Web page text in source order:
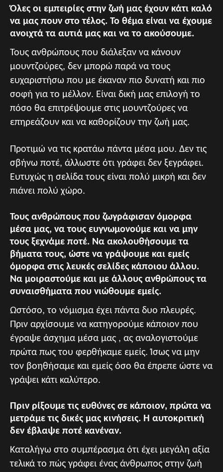
Όλες οι εμπειρίες στην ζωή μας έχουν κάτι καλό
να μας πουν στο τέλος. Το θέμα είναι να έχουμε
ανοιχτά τα αυτιά μας και να το ακούσουμε.
Τους ανθρώπους που διάλεξαν να κάνουν
μουντζούρες, δεν μπορώ παρά να τους
ευχαριστήσω που με έκαναν πιο δυνατή και πιο
σοφή για το μέλλον. Είναι δική μας επιλογή το
πόσο θα επιτρέψουμε στις μουντζούρες να
επηρεάζουν και να καθορίζουν την ζωή μας.
Προτιμώ να τις κρατάω πάντα μέσα μου. Δεν τις
σβήνω ποτέ, άλλωστε ότι γράφει δεν ξεγράφει.
Ευτυχώς η σελίδα τους είναι πολύ μικρή και δεν
πιάνει πολύ χώρο.
Τους ανθρώπους που ζωγράφισαν όμορφα
μέσα μας, να τους ευγνωμονούμε και να μην
τους ξεχνάμε ποτέ. Να ακολουθήσουμε τα
βήματα τους, ώστε να γράψουμε και εμείς
όμορφα στις λευκές σελίδες κάποιου άλλου.
Να μοιραστούμε και με άλλους ανθρώπους τα
συναισθήματα που νιώθουμε εμείς.
Ωστόσο, το νόμισμα έχει πάντα δυο πλευρές.
Πριν αρχίσουμε να κατηγορούμε κάποιον που
έγραψε άσχημα μέσα μας , ας αναλογιστούμε
πρώτα πως του φερθήκαμε εμείς. Ίσως να μην
τον βοηθήσαμε και εμείς όσο θα έπρεπε ώστε να
γράψει κάτι καλύτερο.
Πριν ρίξουμε τις ευθύνες σε κάποιον, πρώτα να
μετράμε τις δικές μας κινήσεις. Η αυτοκριτική
δεν έβλαψε ποτέ κανέναν.
Καταλήγω στο συμπέρασμα ότι έχει μεγάλη αξία
τελικά το πώς γράφει ένας άνθρωπος στην ζωή